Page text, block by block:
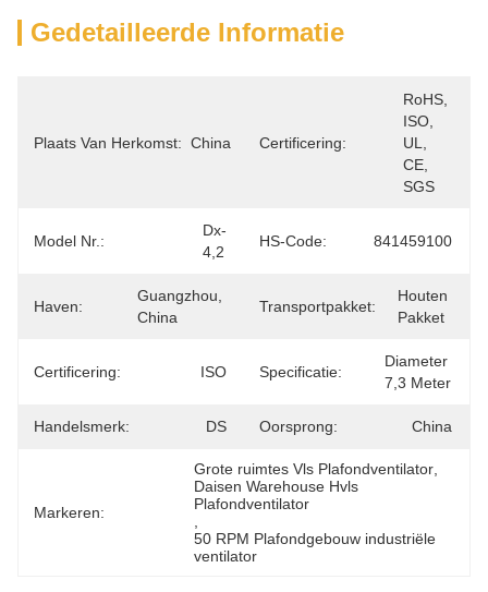
Gedetailleerde Informatie
Plaats Van Herkomst: China Certificering:
RoHS,
ISO,
UL,
CE,
SGS
Model Nr.:
Dx-
4,2
HS-Code: 841459100
Haven:
Guangzhou,
China
Transportpakket:
Houten
Pakket
Certificering: ISO Specificatie:
Diameter
7,3 Meter
Handelsmerk: DS Oorsprong: China
Markeren:
Grote ruimtes Vls Plafondventilator
Daisen Warehouse Hvls
Plafondventilator
50 RPM Plafondgebouw industriële
ventilator